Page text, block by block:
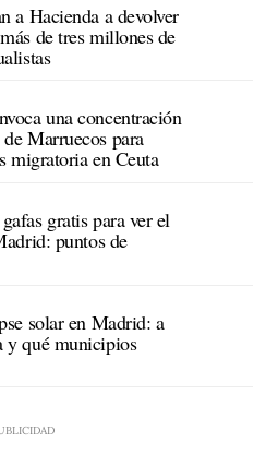
a Hacienda a devolver
de tres millones de
una concentración
Marruecos para
migratoria en Ceuta
gratis para ver el
puntos de
solar en Madrid: a
y qué municipios